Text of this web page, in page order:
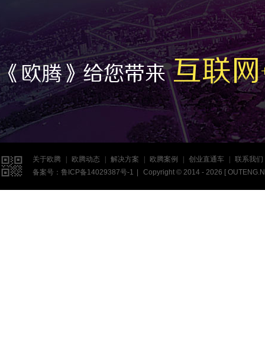
《欧腾》给您带来互联网
 关于欧腾 | 欧腾动态 | 解决方案 | 欧腾案例 | 创业直通车 | 联系我们
备案号： 鲁ICP备14029387号-1 | Copyright © 2014 - 2026 [